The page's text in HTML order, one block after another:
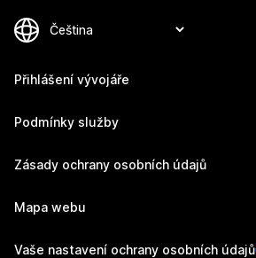
Přihlášení vývojáře
Podmínky služby
Zásady ochrany osobních údajů
Mapa webu
Vaše nastavení ochrany osobních údajů